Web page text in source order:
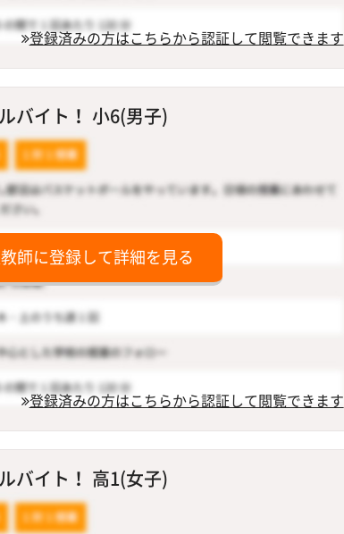
登録済みの方はこちらから認証して閲覧できます
バイト！ 小6(男子)
師に登録して詳細を見る
登録済みの方はこちらから認証して閲覧できます
バイト！ 高1(女子)